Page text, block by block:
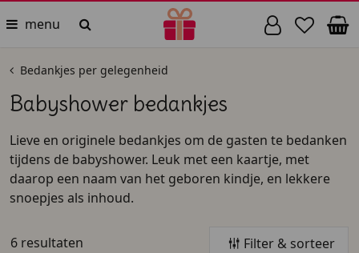
menu
Bedankjes per gelegenheid
Babyshower bedankjes
Lieve en originele bedankjes om de gasten te bedanken
tijdens de babyshower. Leuk met een kaartje, met
daarop een naam van het geboren kindje, en lekkere
snoepjes als inhoud.
6 resultaten Filter & sorteer